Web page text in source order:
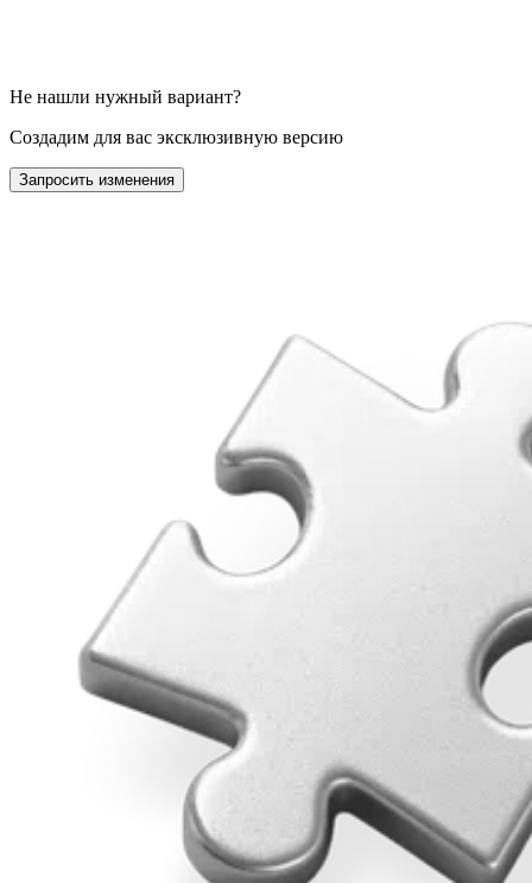
Не нашли нужный вариант?
Создадим для вас эксклюзивную версию
Запросить изменения